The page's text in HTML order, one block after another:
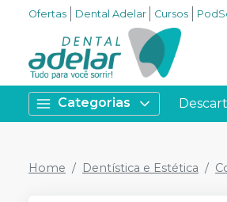
Ofertas Dental Adelar Cursos
Categorias
Home Dentística e Estética